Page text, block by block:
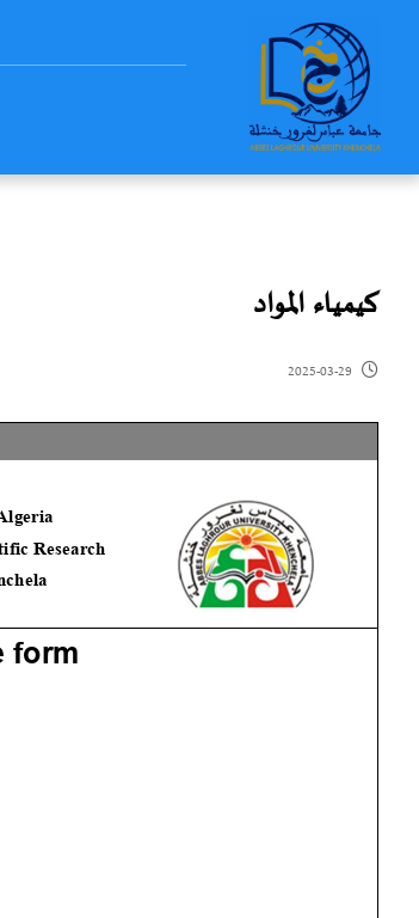
كيمياء المواد
2025-03-29